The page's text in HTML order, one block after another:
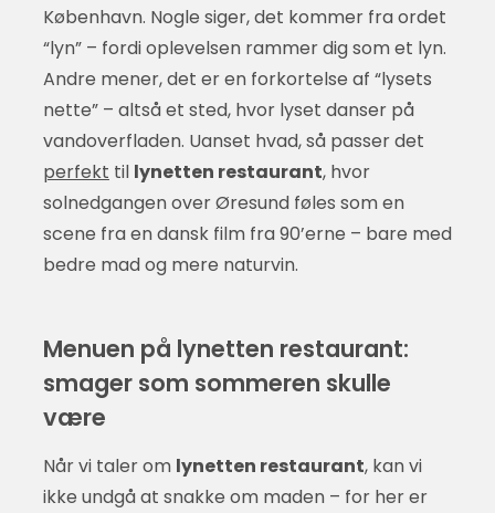
København. Nogle siger, det kommer fra ordet
“lyn” – fordi oplevelsen rammer dig som et lyn.
Andre mener, det er en forkortelse af “lysets
nette” – altså et sted, hvor lyset danser på
vandoverfladen. Uanset hvad, så passer det
perfekt til lynetten restaurant, hvor
solnedgangen over Øresund føles som en
scene fra en dansk film fra 90’erne – bare med
bedre mad og mere naturvin.
Menuen på lynetten restaurant:
smager som sommeren skulle
være
Når vi taler om lynetten restaurant, kan vi
ikke undgå at snakke om maden – for her er